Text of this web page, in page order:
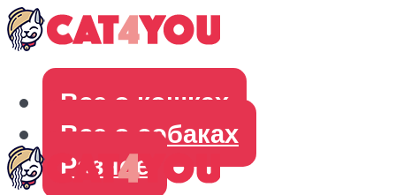
Все о кошках
Все о собаках
Разное